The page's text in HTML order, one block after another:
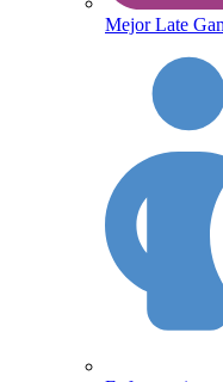
Mejor Late